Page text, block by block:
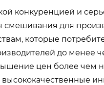
конкуренцией и
смешивания для
которые
до менее
цен более чем